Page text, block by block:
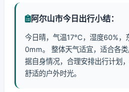
阿尔山市今日出行小结：
今日晴，气温17℃，湿度60%，
0mm。 整体天气适宜，适合各
据自身情况，合理安排出行计划
舒适的户外时光。